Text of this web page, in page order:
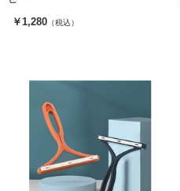
￥1,280 （税込）